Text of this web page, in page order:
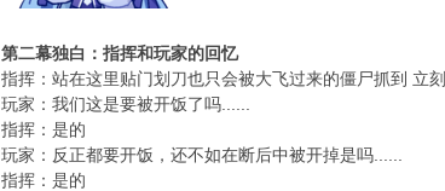
第二幕独白：指挥和玩家的回忆
指挥：站在这里贴门划刀也只会被大飞过来的僵尸抓到 立
玩家：我们这是要被开饭了吗......
指挥：是的
玩家：反正都要开饭，还不如在断后中被开掉是吗......
指挥：是的